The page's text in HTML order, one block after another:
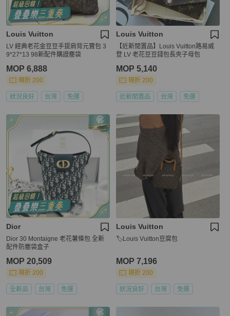
Louis Vuitton
LV 經典老花金豆豆手提肩背元寶包 3
9*27*13 98新配件購證塵袋
MOP 6,888
現折 200
狀況良好 台灣 免運
Louis Vuitton
【近新閒置品】Louis Vuitton路易威
登 LV 老花豆豆錢包長夾子母包
MOP 5,140
現折 200
近新閒置品 台灣 免運
Dior
Dior 30 Montaigne 老花薯條包 全新
配件防塵袋盒子
MOP 20,509
現折 200
全新品 台灣 免運
Louis Vuitton
🏷Louis Vuitton豆腐包
MOP 7,196
現折 200
狀況良好 台灣 免運